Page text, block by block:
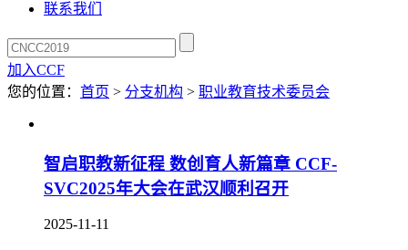
联系我们
加入CCF
您的位置： 首页 > 分支机构 > 职业教育技术委员会
智启职教新征程 数创育人新篇章 CCF-
SVC2025年大会在武汉顺利召开
2025-11-11